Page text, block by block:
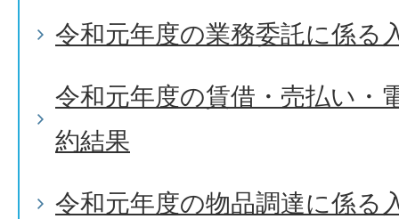
令和元年度の業務委託に係る
令和元年度の賃借・売払い・
約結果
令和元年度の物品調達に係る